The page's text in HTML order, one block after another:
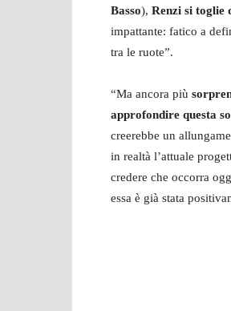
Basso), Renzi si toglie
impattante: fatico a
tra le ruote”.
“Ma ancora più
approfondire questa
creerebbe un
in realtà l’attuale
credere che occorra
essa è già stata